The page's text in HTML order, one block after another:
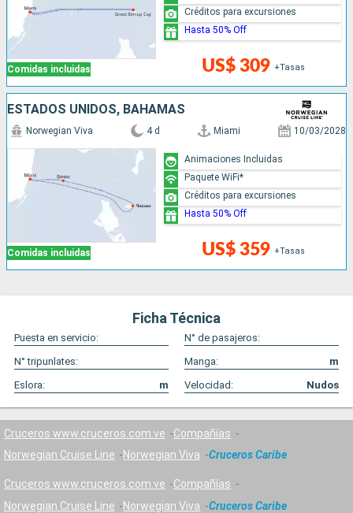
Comidas incluidas US$ 309 +Tasas
Créditos para excursiones
Hasta 50% Off
ESTADOS UNIDOS, BAHAMAS
Comidas incluidas
Norwegian Viva 4 d Miami 10/03/2028
US$ 359 +Tasas
Animaciones Incluidas
Paquete WiFi*
Créditos para excursiones
Hasta 50% Off
Ficha Técnica
Puesta en servicio:
N° de pasajeros:
N° tripunlates:
Manga:
m
Eslora:
m Velocidad: Nudos
Cruceros www.cruceros.com.ve
Compañías
Norwegian Cruise Line
Norwegian Viva Cruceros Caribe
Cruceros www.cruceros.com.ve
Compañías
Norwegian Cruise Line
Norwegian Viva Cruceros Caribe